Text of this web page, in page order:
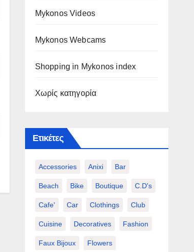
Mykonos Videos
Mykonos Webcams
Shopping in Mykonos index
Χωρίς κατηγορία
Ετικέτες
Accessories Anixi Bar
Beach Bike Boutique C.d's
Cafe' Car Clothings Club
Cuisine Decoratives Fashion
Faux Bijoux Flowers